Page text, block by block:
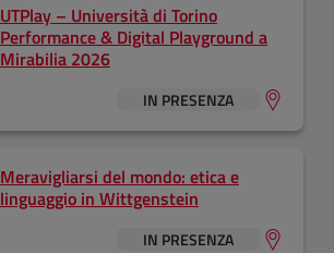
UTPlay – Università di Torino
Performance & Digital Playground a
Mirabilia 2026
IN PRESENZA
Meravigliarsi del mondo: etica e
linguaggio in Wittgenstein
IN PRESENZA